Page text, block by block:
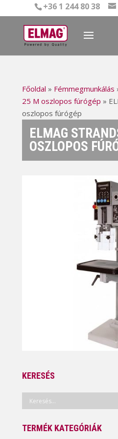
+36 1 244 80 38
Főoldal » Fémmegmunkálás
25 M oszlopos fúrógép »
oszlopos fúrógép
ELMAG
OSZLOPOS
KERESÉS
TERMÉK KATEGÓRIÁK